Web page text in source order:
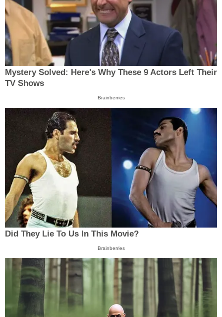
Mystery Solved: Here's Why These 9 Actors Left Their
TV Shows
Brainberries
Did They Lie To Us In This Movie?
Brainberries